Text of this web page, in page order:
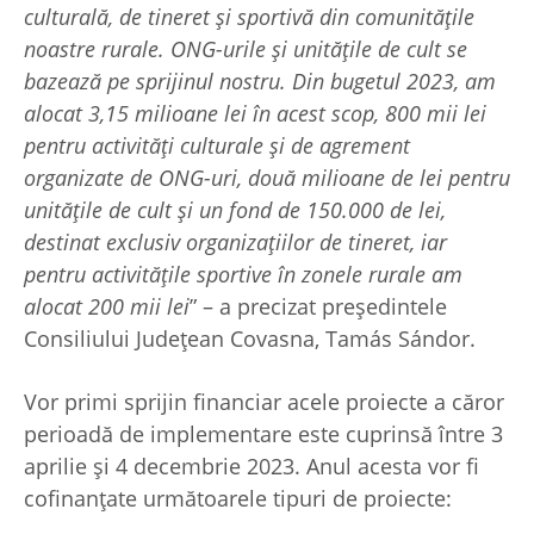
culturală, de tineret și sportivă din comunitățile
noastre rurale. ONG-urile și unitățile de cult se
bazează pe sprijinul nostru. Din bugetul 2023, am
alocat 3,15 milioane lei în acest scop, 800 mii lei
pentru activități culturale și de agrement
organizate de ONG-uri, două milioane de lei pentru
unitățile de cult și un fond de 150.000 de lei,
destinat exclusiv organizațiilor de tineret, iar
pentru activitățile sportive în zonele rurale am
alocat 200 mii lei” – a precizat președintele
Consiliului Județean Covasna, Tamás Sándor.
Vor primi sprijin financiar acele proiecte a căror
perioadă de implementare este cuprinsă între 3
aprilie și 4 decembrie 2023. Anul acesta vor fi
cofinanțate următoarele tipuri de proiecte: